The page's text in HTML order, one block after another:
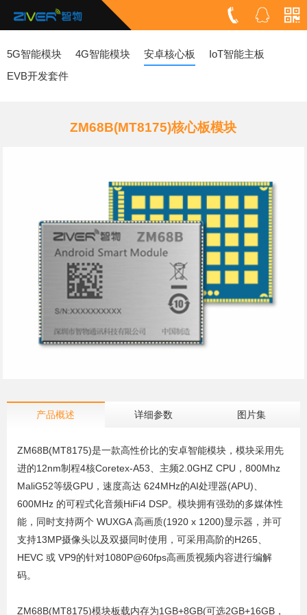
5G智能模块 4G智能模块 安卓核心板
IoT智能主板
EVB开发套件
ZM68B(MT8175)核心板模块
产品概述 详细参数 图片集
ZM68B(MT8175)是一款高性价比的安卓智能模块，模块采用先
进的12nm制程4核Coretex-A53、主频2.0GHZ CPU，800Mhz
MaliG52等级GPU，速度高达 624MHz的AI处理器(APU)、
600MHz 的可程式化音频HiFi4 DSP。模块拥有强劲的多媒体性
能，同时支持两个 WUXGA 高画质(1920 x 1200)显示器，并可
支持13MP摄像头以及双摄同时使用，可采用高阶的H265、
HEVC 或 VP9的针对1080P@60fps高画质视频内容进行编解
码。
ZM68B(MT8175)模块板载内存为1GB+8GB(可选2GB+16GB，